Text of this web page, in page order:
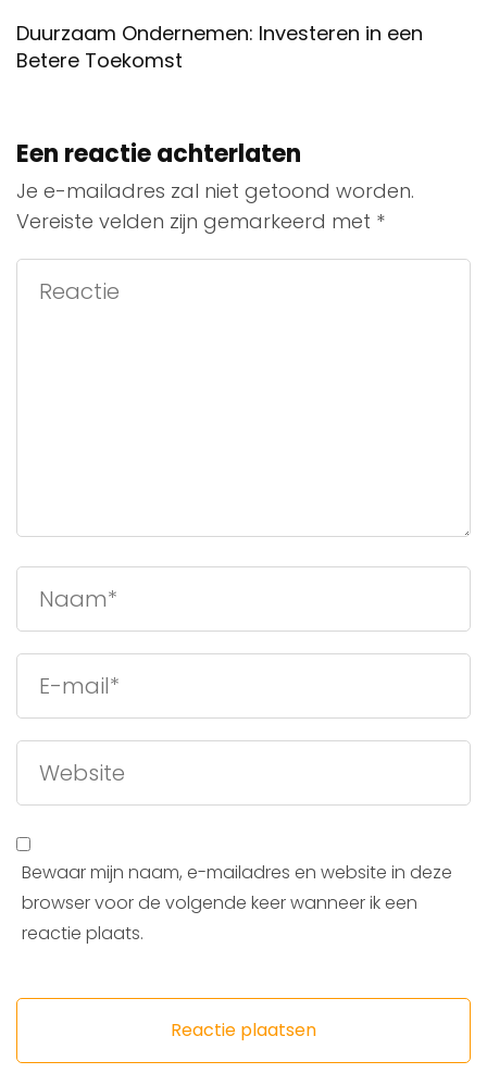
Duurzaam Ondernemen: Investeren in een
Betere Toekomst
Een reactie achterlaten
Je e-mailadres zal niet getoond worden.
Vereiste velden zijn gemarkeerd met *
Bewaar mijn naam, e-mailadres en website in deze
browser voor de volgende keer wanneer ik een
reactie plaats.